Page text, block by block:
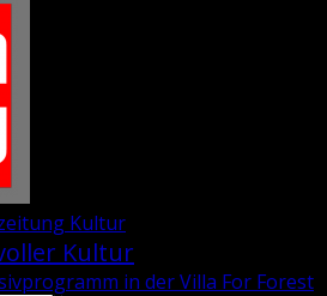
Kultur
Kultur
in der Villa For Forest